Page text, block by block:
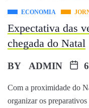
ECONOMIA
Expectativa das
chegada do Natal
BY ADMIN
Com a proximidade do
organizar os